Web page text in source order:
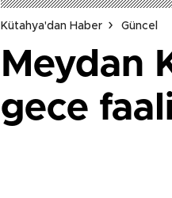
Kütahya'dan Haber Güncel
Meydan
gece